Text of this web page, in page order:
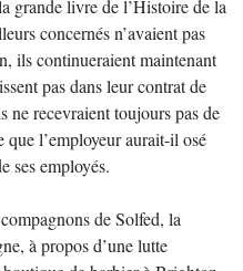
grande livre de l’Histoire de la
concernés n’avaient pas
ils continueraient maintenant
pas dans leur contrat de
ne recevraient toujours pas de
que l’employeur aurait-il osé
ses employés.
de Solfed, la
à propos d’une lutte